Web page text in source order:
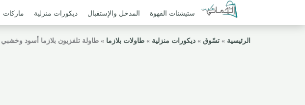
ستيشنات القهوة المدخل والإستقبال ديكورات منزلية ماركات
الرئيسية »تسّوق »ديكورات منزلية »طاولات بلازما »طاولة تلفزيون بلازما أسود وخشبي